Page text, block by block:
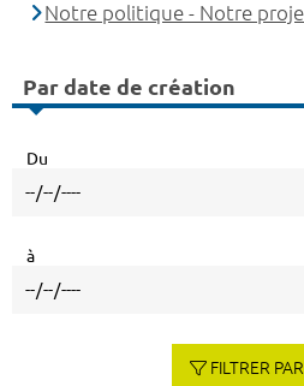
Notre politique - Notre
Par date de création
Du
à
FILTRER